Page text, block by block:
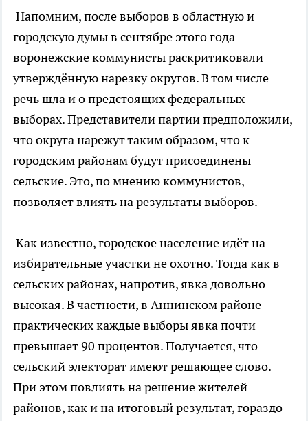
Напомним, после выборов в областную и
городскую думы в сентябре этого года
воронежские коммунисты раскритиковали
утверждённую нарезку округов. В том числе
речь шла и о предстоящих федеральных
выборах. Представители партии предположили,
что округа нарежут таким образом, что к
городским районам будут присоединены
сельские. Это, по мнению коммунистов,
позволяет влиять на результаты выборов.
Как известно, городское население идёт на
избирательные участки не охотно. Тогда как в
сельских районах, напротив, явка довольно
высокая. В частности, в Аннинском районе
практических каждые выборы явка почти
превышает 90 процентов. Получается, что
сельский электорат имеют решающее слово.
При этом повлиять на решение жителей
районов, как и на итоговый результат, гораздо